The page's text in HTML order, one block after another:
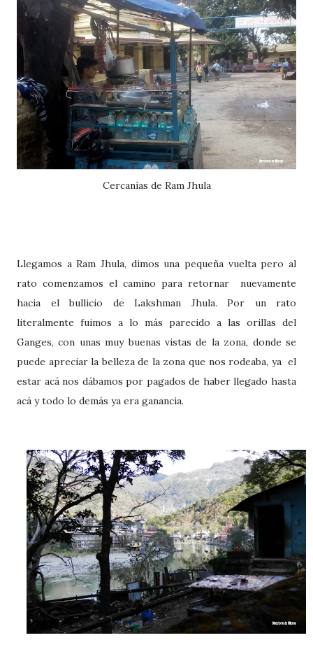
Cercanías de Ram Jhula
Llegamos a Ram Jhula, dimos una pequeña vuelta pero al
rato comenzamos el camino para retornar nuevamente
hacia el bullicio de Lakshman Jhula. Por un rato
literalmente fuimos a lo más parecido a las orillas del
Ganges, con unas muy buenas vistas de la zona, donde se
puede apreciar la belleza de la zona que nos rodeaba, ya el
estar acá nos dábamos por pagados de haber llegado hasta
acá y todo lo demás ya era ganancia.